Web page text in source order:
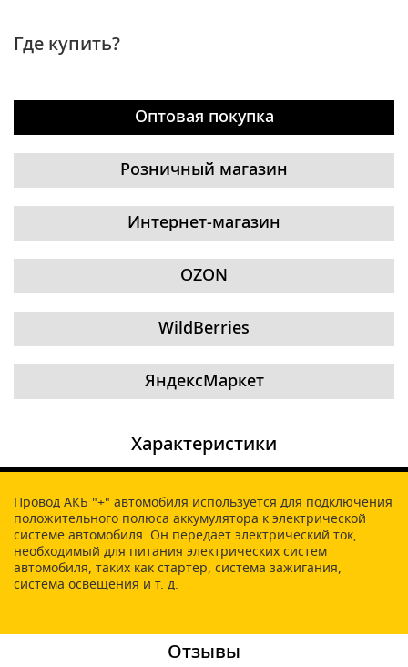
Где купить?
Оптовая покупка
Розничный магазин
Интернет-магазин
OZON
WildBerries
ЯндексМаркет
Характеристики
Провод АКБ "+" автомобиля используется для подключения
положительного полюса аккумулятора к электрической
системе автомобиля. Он передает электрический ток,
необходимый для питания электрических систем
автомобиля, таких как стартер, система зажигания,
система освещения и т. д.
Отзывы